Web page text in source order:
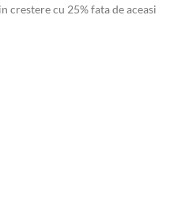
crestere cu 25% fata de aceasi